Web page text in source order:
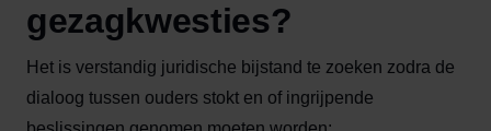
gezagkwesties?
Het is verstandig juridische bijstand te zoeken zodra de
dialoog tussen ouders stokt en of ingrijpende